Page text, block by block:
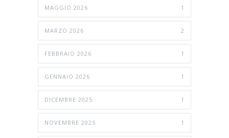
MAGGIO 2026 1
MARZO 2026 2
FEBBRAIO 2026 1
GENNAIO 2026 1
DICEMBRE 2025 1
NOVEMBRE 2025 1